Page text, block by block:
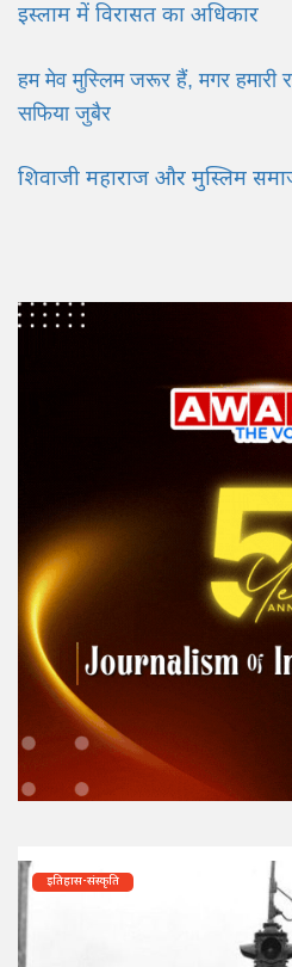
इस्लाम में विरासत का अधिकार
हम मेव मुस्लिम जरूर हैं, मगर हमारी
सफिया जुबैर
शिवाजी महाराज और मुस्लिम
इतिहास-संस्कृति